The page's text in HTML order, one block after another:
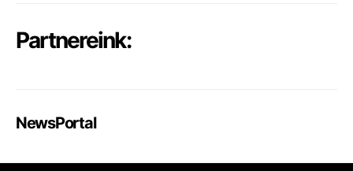
Partnereink:
NewsPortal